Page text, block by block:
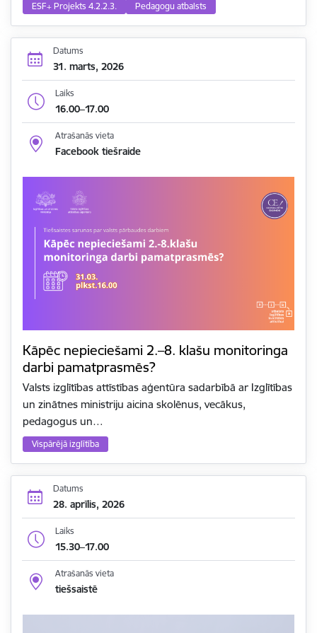
ESF+ Projekts 4.2.2.3. Pedagogu atbalsts
Datums
31. marts, 2026
Laiks
16.00–17.00
Atrašanās vieta
Facebook tiešraide
Kāpēc nepieciešami 2.–8. klašu monitoringa
darbi pamatprasmēs?
Valsts izglītības attīstības aģentūra sadarbībā ar Izglītības
un zinātnes ministriju aicina skolēnus, vecākus,
pedagogus un…
Vispārējā izglītība
Datums
28. aprīlis, 2026
Laiks
15.30–17.00
Atrašanās vieta
tiešsaistē